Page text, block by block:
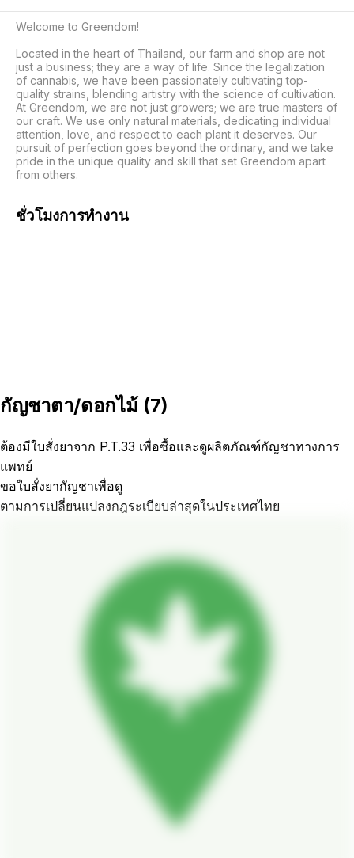
Welcome to Greendom!
Located in the heart of Thailand, our farm and shop are not
just a business; they are a way of life. Since the legalization
of cannabis, we have been passionately cultivating top-
quality strains, blending artistry with the science of cultivation.
At Greendom, we are not just growers; we are true masters of
our craft. We use only natural materials, dedicating individual
attention, love, and respect to each plant it deserves. Our
pursuit of perfection goes beyond the ordinary, and we take
pride in the unique quality and skill that set Greendom apart
from others.
ชั่วโมงการทำงาน
กัญชาตา/ดอกไม้ (7)
ต้องมีใบสั่งยาจาก P.T.33 เพื่อซื้อและดูผลิตภัณฑ์กัญชาทางการ
แพทย์
ขอใบสั่งยากัญชาเพื่อดู
ตามการเปลี่ยนแปลงกฎระเบียบล่าสุดในประเทศไทย